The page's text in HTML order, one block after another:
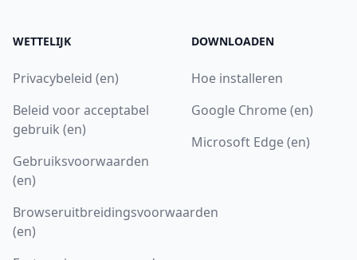
WETTELIJK
Privacybeleid (en)
Beleid voor acceptabel
gebruik (en)
Gebruiksvoorwaarden
(en)
Browseruitbreidingsvoorwaarden
(en)
DOWNLOADEN
Hoe installeren
Google Chrome (en)
Microsoft Edge (en)